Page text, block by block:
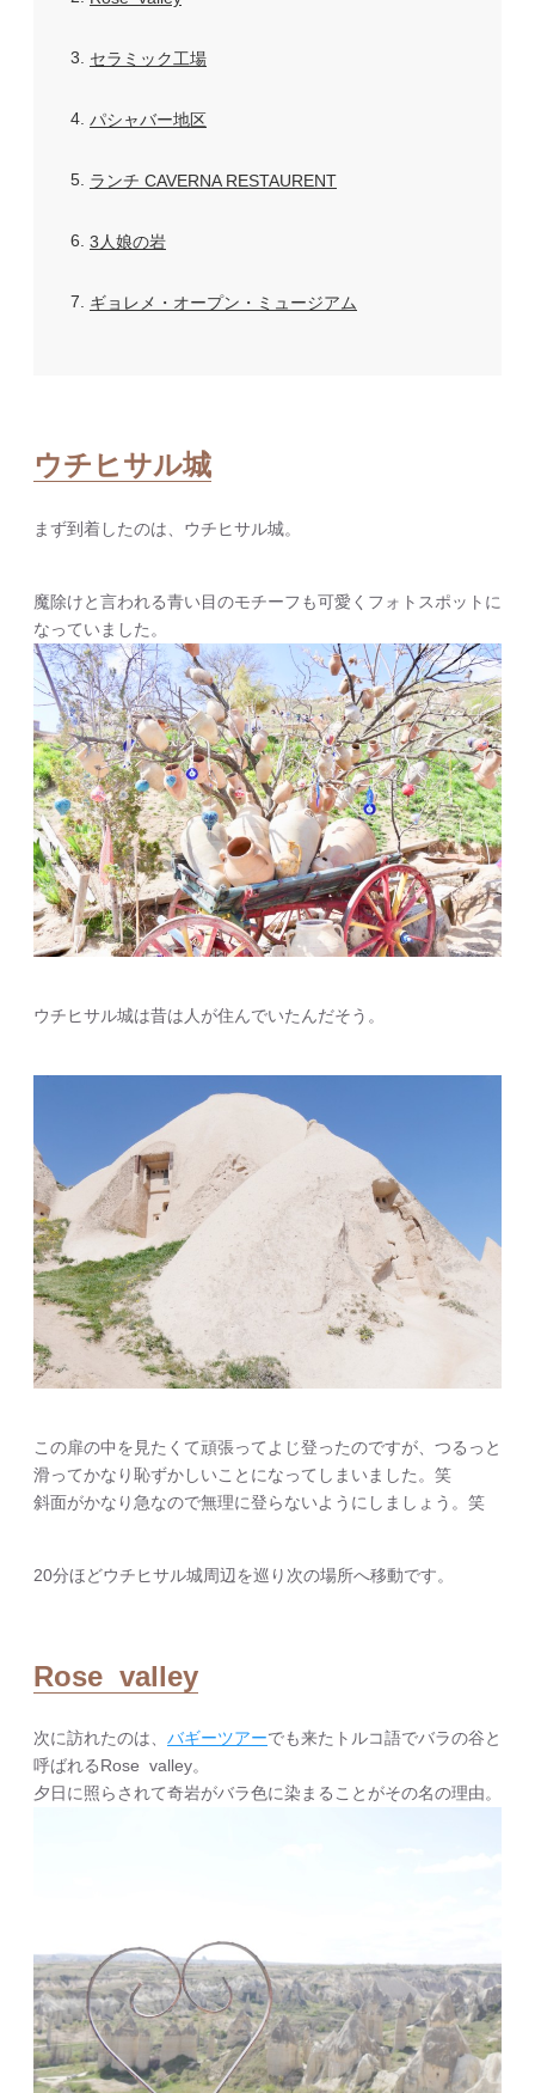
3 セラミック工場
4 パシャバー地区
5 ランチ CAVERNA RESTAURENT
6 3人娘の岩
7 ギョレメ・オープン・ミュージアム
ウチヒサル城
まず到着したのは、ウチヒサル城。
魔除けと言われる青い目のモチーフも可愛くフォトスポットに
なっていました。
ウチヒサル城は昔は人が住んでいたんだそう。
この扉の中を見たくて頑張ってよじ登ったのですが、つるっと
滑ってかなり恥ずかしいことになってしまいました。笑
斜面がかなり急なので無理に登らないようにしましょう。笑
20分ほどウチヒサル城周辺を巡り次の場所へ移動です。
Rose valley
次に訪れたのは、 バギーツアーでも来たトルコ語でバラの谷と
呼ばれるRose valley。
夕日に照らされて奇岩がバラ色に染まることがその名の理由。